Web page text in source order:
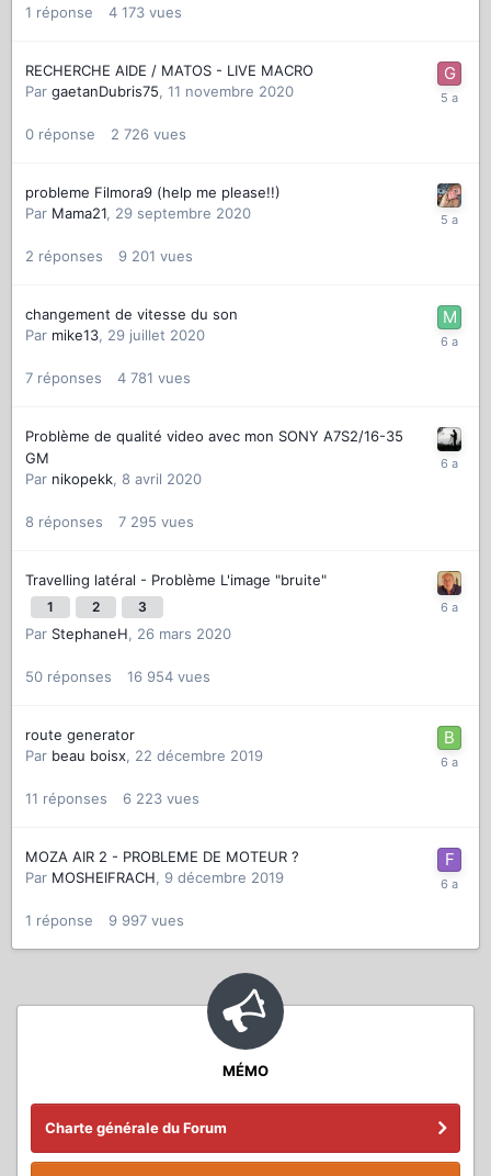
1 réponse 4 173 vues
RECHERCHE AIDE / MATOS - LIVE MACRO
Par gaetanDubris75, 11 novembre 2020
0 réponse 2 726 vues
probleme Filmora9 (help me please!!)
Par Mama21, 29 septembre 2020
2 réponses 9 201 vues
changement de vitesse du son
Par mike13, 29 juillet 2020
7 réponses 4 781 vues
Problème de qualité video avec mon SONY A7S2/16-35
GM
Par nikopekk, 8 avril 2020
8 réponses 7 295 vues
Travelling latéral - Problème L'image "bruite"
1 2 3
Par StephaneH, 26 mars 2020
50 réponses 16 954 vues
route generator
Par beau boisx, 22 décembre 2019
11 réponses 6 223 vues
MOZA AIR 2 - PROBLEME DE MOTEUR ?
Par MOSHEIFRACH, 9 décembre 2019
1 réponse 9 997 vues
MÉMO
Charte générale du Forum